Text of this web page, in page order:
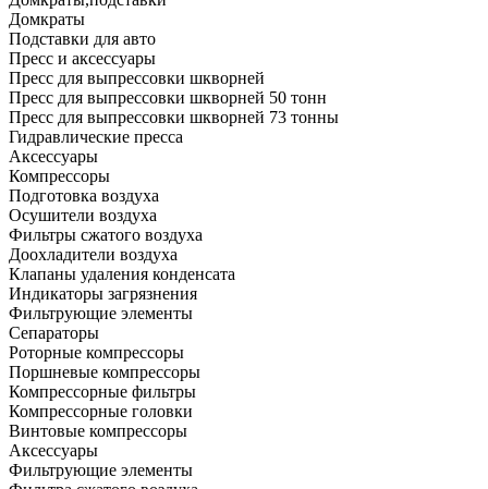
Домкраты
Подставки для авто
Пресс и аксессуары
Пресс для выпрессовки шкворней
Пресс для выпрессовки шкворней 50 тонн
Пресс для выпрессовки шкворней 73 тонны
Гидравлические пресса
Аксессуары
Компрессоры
Подготовка воздуха
Осушители воздуха
Фильтры сжатого воздуха
Доохладители воздуха
Клапаны удаления конденсата
Индикаторы загрязнения
Фильтрующие элементы
Сепараторы
Роторные компрессоры
Поршневые компрессоры
Компрессорные фильтры
Компрессорные головки
Винтовые компрессоры
Аксессуары
Фильтрующие элементы